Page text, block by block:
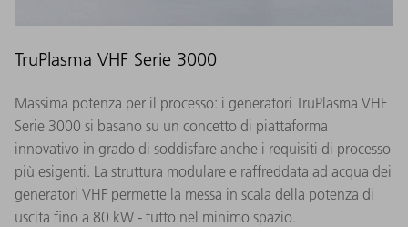
TruPlasma VHF Serie 3000
Massima potenza per il processo: i generatori TruPlasma VHF
Serie 3000 si basano su un concetto di piattaforma
innovativo in grado di soddisfare anche i requisiti di processo
più esigenti. La struttura modulare e raffreddata ad acqua dei
generatori VHF permette la messa in scala della potenza di
uscita fino a 80 kW - tutto nel minimo spazio.